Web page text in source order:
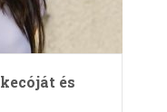
és